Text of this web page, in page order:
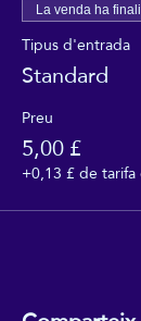
La venda ha
Tipus d'entrada
Standard
Preu
5,00 £
+0,13 £ de